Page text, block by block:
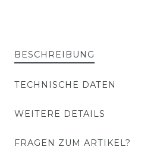
BESCHREIBUNG
TECHNISCHE DATEN
WEITERE DETAILS
FRAGEN ZUM ARTIKEL?